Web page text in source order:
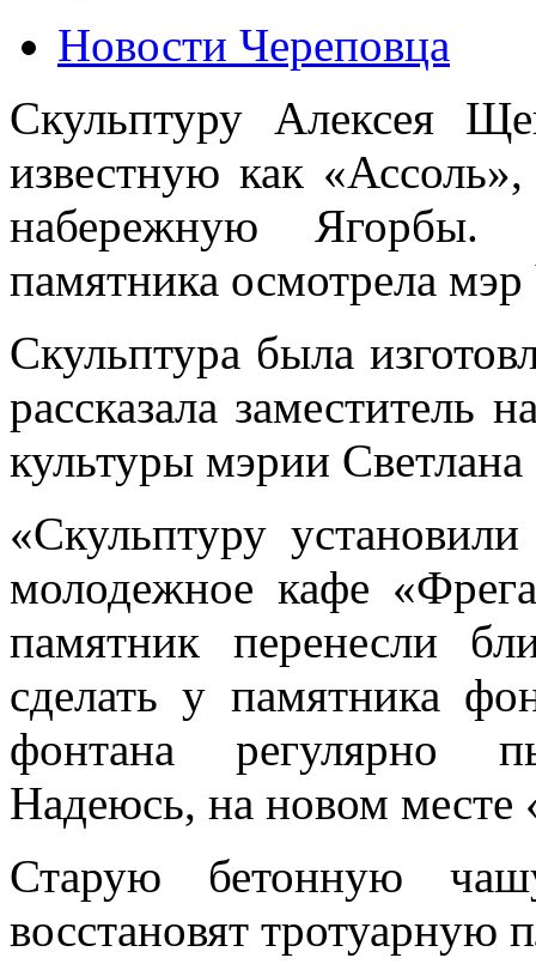
Новости Череповца
Скульптуру Алексея
известную как
набережную Ягорбы.
памятника осмотрела
Скульптура была
рассказала заместитель
культуры мэрии
«Скульптуру
молодежное кафе
памятник перенесли
сделать у памятника
фонтана регулярно
Надеюсь, на новом месте
Старую бетонную
восстановят тротуарную